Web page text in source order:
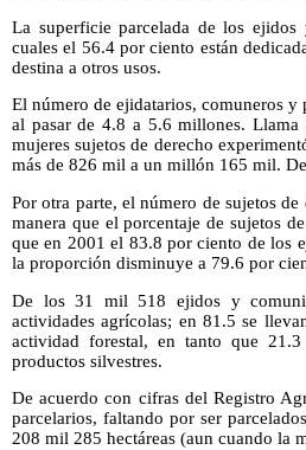
La superficie parcelada de los ejidos
cuales el 56.4 por ciento están
destina a otros usos.
El número de ejidatarios, comuneros
al pasar de 4.8 a 5.6 millones.
mujeres sujetos de derecho
más de 826 mil a un millón 165 mil.
Por otra parte, el número de sujetos
manera que el porcentaje de sujetos
que en 2001 el 83.8 por ciento de los
la proporción disminuye a 79.6 por
De los 31 mil 518 ejidos y
actividades agrícolas; en 81.5 se
actividad forestal, en tanto que
productos silvestres.
De acuerdo con cifras del Registro
parcelarios, faltando por ser
208 mil 285 hectáreas (aun cuando la